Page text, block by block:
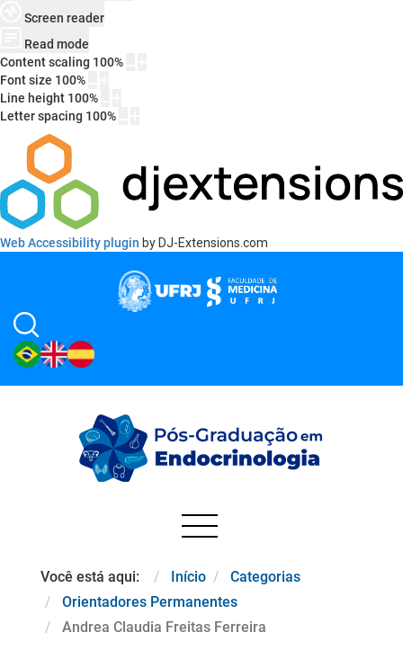
Screen reader
Read mode
Content scaling 100%
Font size 100%
Line height 100%
Letter spacing 100%
Web Accessibility plugin by DJ-Extensions.com
Você está aqui: Início
Categorias
Orientadores Permanentes
Andrea Claudia Freitas Ferreira